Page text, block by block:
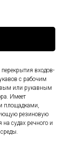
входов-
с рабочим
или рукавным
Имеет
площадками,
резиновую
судах речного и